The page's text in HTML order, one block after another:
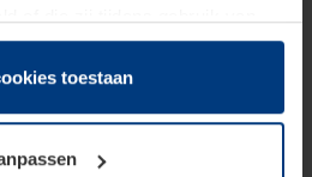
recht om cookies op uw
vereist is. Voor alle andere
benodigd. Uw
toestaan